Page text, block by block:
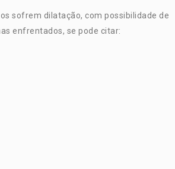
sofrem dilatação, com possibilidade de
enfrentados, se pode citar: